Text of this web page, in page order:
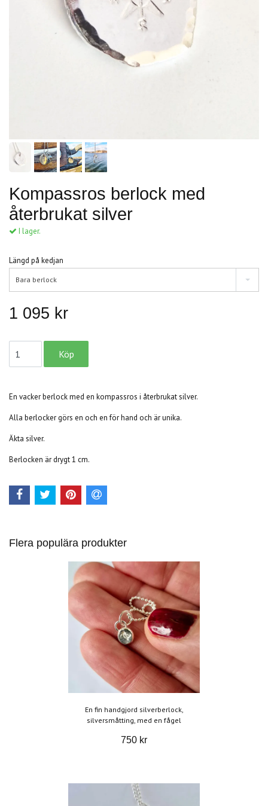
Kompassros berlock med
återbrukat silver
I lager.
Längd på kedjan
Bara berlock
1 095 kr
En vacker berlock med en kompassros i återbrukat silver.
Alla berlocker görs en och en för hand och är unika.
Äkta silver.
Berlocken är drygt 1 cm.
Flera populära produkter
En fin handgjord silverberlock,
silversmåtting, med en fågel
750 kr